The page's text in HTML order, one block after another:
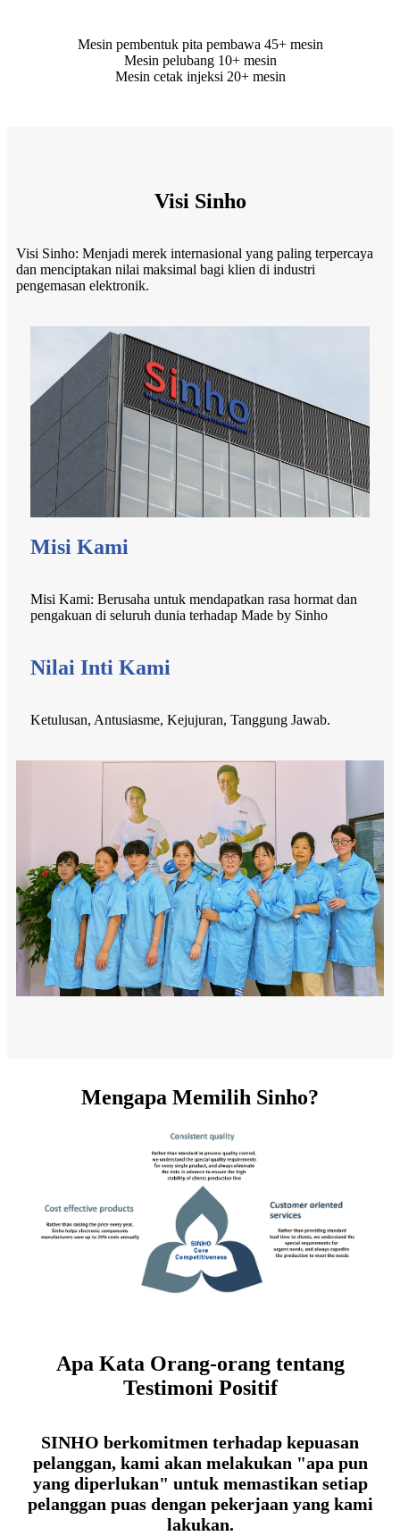
Mesin pembentuk pita pembawa 45+ mesin
Mesin pelubang 10+ mesin
Mesin cetak injeksi 20+ mesin
Visi Sinho
Visi Sinho: Menjadi merek internasional yang paling terpercaya
dan menciptakan nilai maksimal bagi klien di industri
pengemasan elektronik.
Misi Kami
Misi Kami: Berusaha untuk mendapatkan rasa hormat dan
pengakuan di seluruh dunia terhadap Made by Sinho
Nilai Inti Kami
Ketulusan, Antusiasme, Kejujuran, Tanggung Jawab.
Mengapa Memilih Sinho?
Apa Kata Orang-orang tentang
Testimoni Positif
SINHO berkomitmen terhadap kepuasan
pelanggan, kami akan melakukan "apa pun
yang diperlukan" untuk memastikan setiap
pelanggan puas dengan pekerjaan yang kami
lakukan.